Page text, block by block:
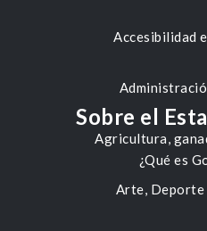
Accesibilidad
Agricultura,
Arte, Deporte
Sobre el
¿Qué es